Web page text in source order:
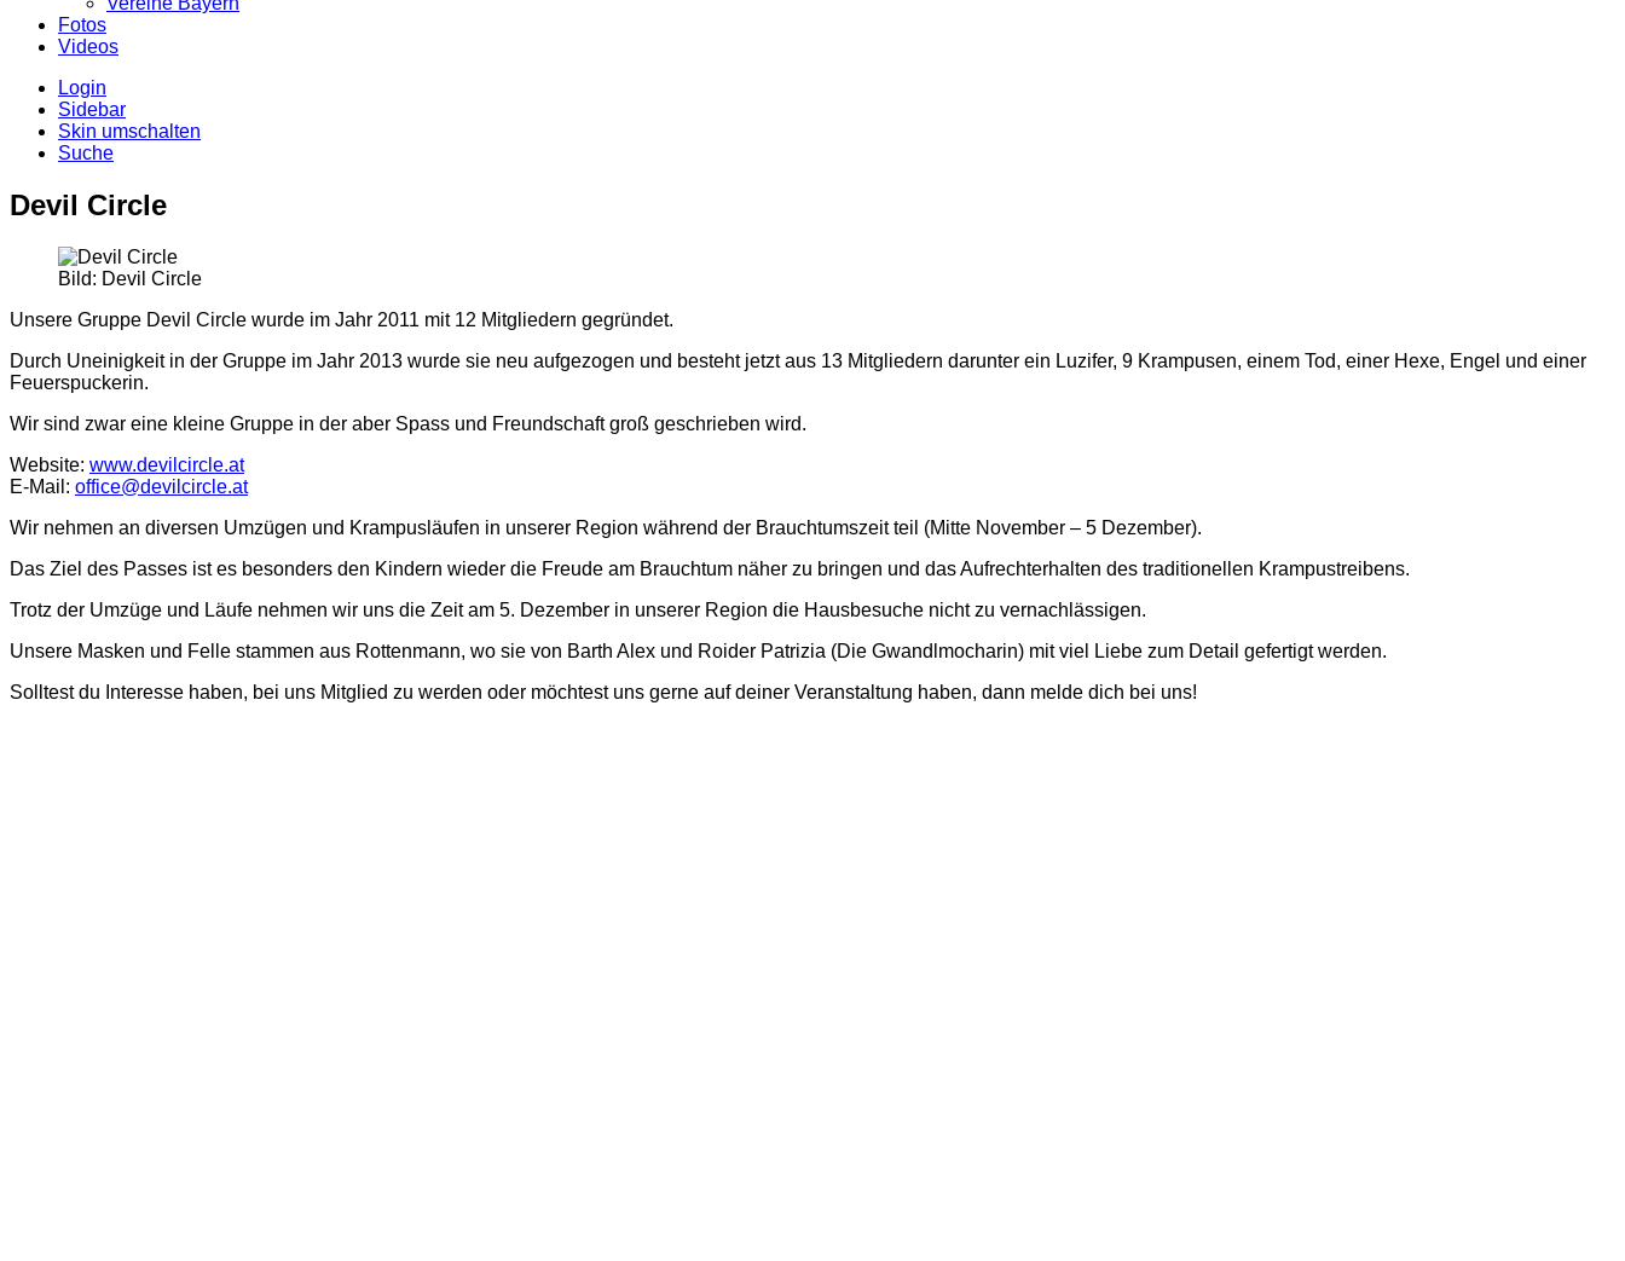
Fotos
Videos
Login
Sidebar
Skin umschalten
Suche
Devil Circle
Bild: Devil Circle
Unsere Gruppe Devil Circle wurde im Jahr 2011 mit 12 Mitgliedern gegründet.
Durch Uneinigkeit in der Gruppe im Jahr 2013 wurde sie neu aufgezogen und besteht jetzt aus 13 Mitgliedern darunter ein Luzifer, 9 Krampusen, einem Tod, einer Hexe, Engel und einer
Feuerspuckerin.
Wir sind zwar eine kleine Gruppe in der aber Spass und Freundschaft groß geschrieben wird.
Website: www.devilcircle.at
E-Mail: office@devilcircle.at
Wir nehmen an diversen Umzügen und Krampusläufen in unserer Region während der Brauchtumszeit teil (Mitte November – 5 Dezember).
Das Ziel des Passes ist es besonders den Kindern wieder die Freude am Brauchtum näher zu bringen und das Aufrechterhalten des traditionellen Krampustreibens.
Trotz der Umzüge und Läufe nehmen wir uns die Zeit am 5. Dezember in unserer Region die Hausbesuche nicht zu vernachlässigen.
Unsere Masken und Felle stammen aus Rottenmann, wo sie von Barth Alex und Roider Patrizia (Die Gwandlmocharin) mit viel Liebe zum Detail gefertigt werden.
Solltest du Interesse haben, bei uns Mitglied zu werden oder möchtest uns gerne auf deiner Veranstaltung haben, dann melde dich bei uns!